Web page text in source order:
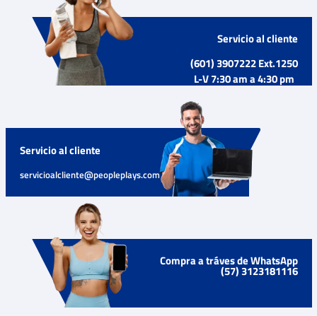
Servicio al cliente
(601) 3907222 Ext.1250
L-V 7:30 am a 4:30 pm
Servicio al cliente
servicioalcliente@peopleplays.com
Compra a tráves de WhatsApp
(57) 3123181116